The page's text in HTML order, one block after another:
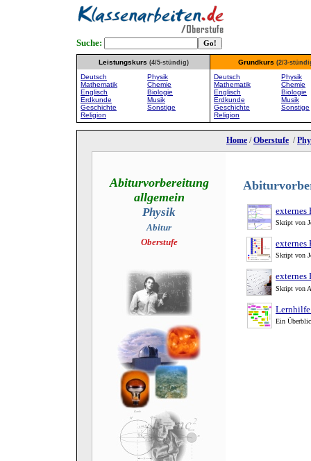
Suche:
Leistungskurs (4/5-stündig) Grundkurs (2/3-
Deutsch
Mathematik
Englisch
Erdkunde
Geschichte
Religion
Physik
Chemie
Biologie
Musik
Sonstige
Deutsch
Mathematik
Englisch
Erdkunde
Geschichte
Religion
Physik
Chemie
Biologie
Musik
Sonstige
Home /Oberstufe /
Abiturvorbereitung
allgemein
Physik
Abitur
Oberstufe
externes
Skript von
externes
Skript von
externes
Skript von
Ein